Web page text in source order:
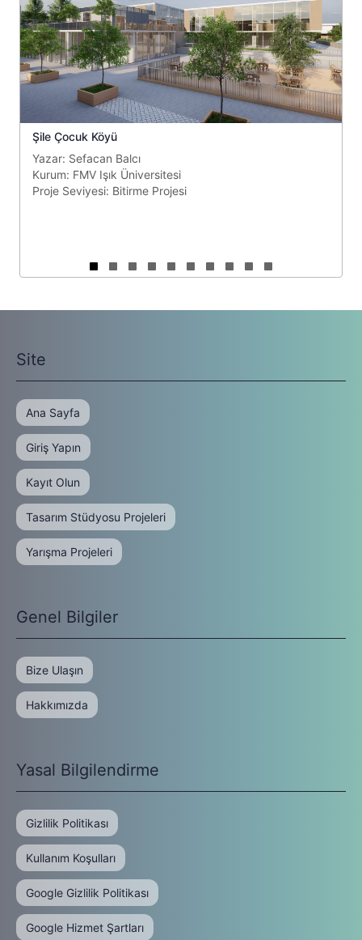
Şile Çocuk Köyü
Yazar: Sefacan Balcı
Kurum: FMV Işık Üniversitesi
Proje Seviyesi: Bitirme Projesi
Site
Ana Sayfa
Giriş Yapın
Kayıt Olun
Tasarım Stüdyosu Projeleri
Yarışma Projeleri
Genel Bilgiler
Bize Ulaşın
Hakkımızda
Yasal Bilgilendirme
Gizlilik Politikası
Kullanım Koşulları
Google Gizlilik Politikası
Google Hizmet Şartları